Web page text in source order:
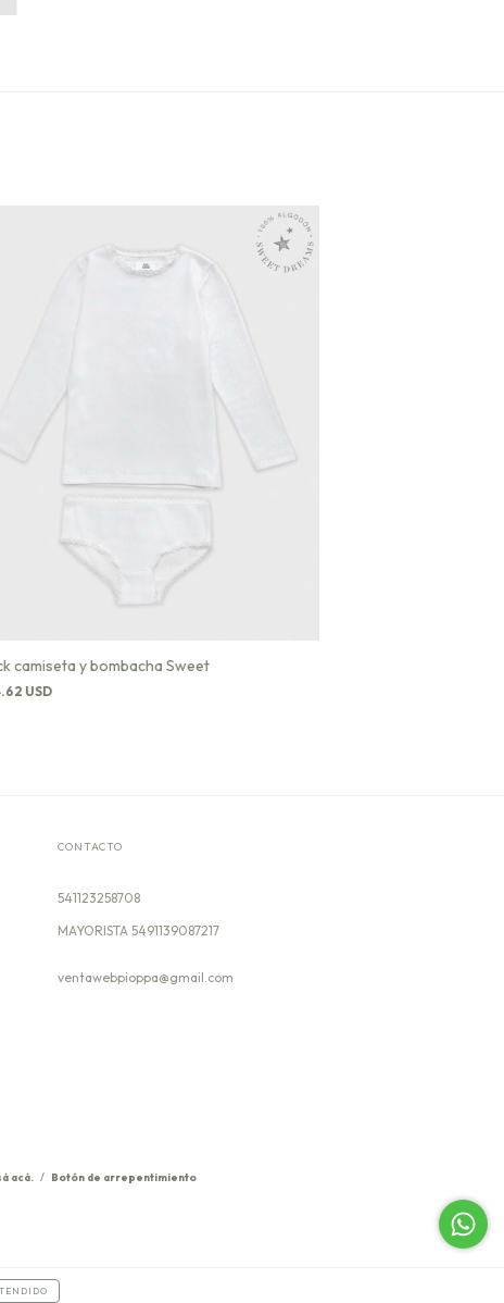
camiseta y bombacha Sweet
USD
CONTACTO
541123258708
ventawebpioppa@gmail.com
acá. / Botón de arrepentimiento